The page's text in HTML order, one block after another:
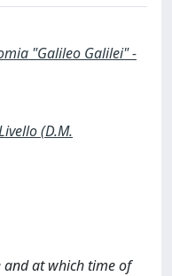
"Galileo Galilei" -
(D.M.
and at which time of